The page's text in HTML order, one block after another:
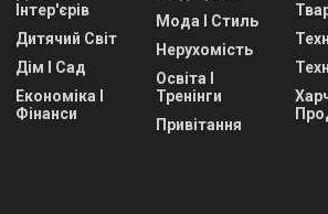
Інтер'єрів
Дитячий Світ
Дім І Сад
Економіка І
Фінанси
Мода І Стиль
Нерухомість
Освіта І
Тренінги
Привітання